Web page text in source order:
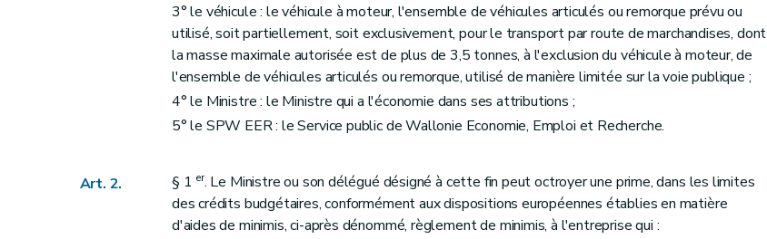
3° le véhicule : le véhicule à moteur, l'ensemble de véhicules articulés ou remorque prévu ou
utilisé, soit partiellement, soit exclusivement, pour le transport par route de marchandises, dont
la masse maximale autorisée est de plus de 3,5 tonnes, à l'exclusion du véhicule à moteur, de
l'ensemble de véhicules articulés ou remorque, utilisé de manière limitée sur la voie publique ;
4° le Ministre : le Ministre qui a l'économie dans ses attributions ;
5° le SPW EER : le Service public de Wallonie Economie, Emploi et Recherche.
Art. 2. § 1 er. Le Ministre ou son délégué désigné à cette fin peut octroyer une prime, dans les limites
des crédits budgétaires, conformément aux dispositions européennes établies en matière
d'aides de minimis, ci-après dénommé, règlement de minimis, à l'entreprise qui :